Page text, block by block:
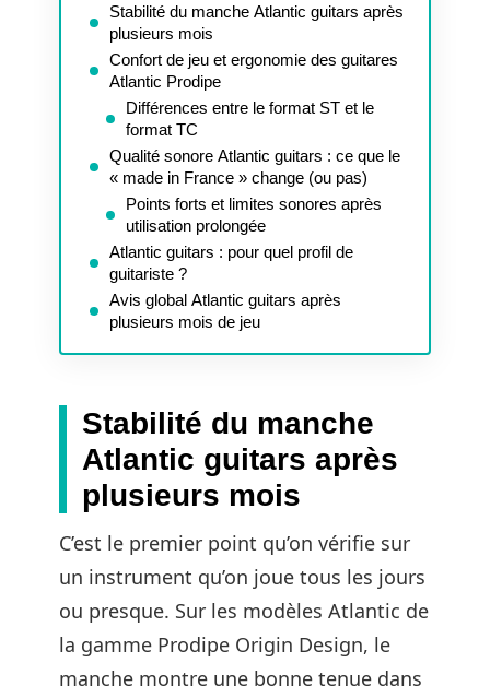
Stabilité du manche Atlantic guitars après
plusieurs mois
Confort de jeu et ergonomie des guitares
Atlantic Prodipe
Différences entre le format ST et le
format TC
Qualité sonore Atlantic guitars : ce que le
« made in France » change (ou pas)
Points forts et limites sonores après
utilisation prolongée
Atlantic guitars : pour quel profil de
guitariste ?
Avis global Atlantic guitars après
plusieurs mois de jeu
Stabilité du manche
Atlantic guitars après
plusieurs mois
C’est le premier point qu’on vérifie sur
un instrument qu’on joue tous les jours
ou presque. Sur les modèles Atlantic de
la gamme Prodipe Origin Design, le
manche montre une bonne tenue dans